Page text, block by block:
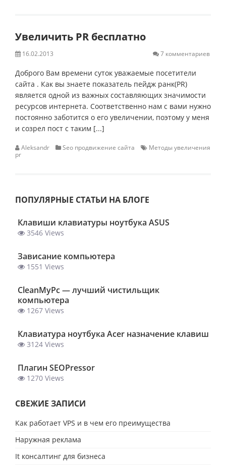
Увеличить PR бесплатно
16.02.2013 7 комментариев
Доброго Вам времени суток уважаемые посетители
сайта . Как вы знаете показатель пейдж ранк(PR)
является одной из важных составляющих значимости
ресурсов интернета. Соответственно нам с вами нужно
постоянно заботится о его увеличении, поэтому у меня
и созрел пост с таким [...]
Aleksandr Seo продвижение сайта
Методы увеличения
pr
ПОПУЛЯРНЫЕ СТАТЬИ НА БЛОГЕ
Клавиши клавиатуры ноутбука ASUS
3546 Views
Зависание компьютера
1551 Views
ClеanMyPc — лучший чистильщик
компьютера
1267 Views
Клавиатура ноутбука Acer назначение клавиш
3124 Views
Плагин SEOPressor
1270 Views
СВЕЖИЕ ЗАПИСИ
Как работает VPS и в чем его преимущества
Наружная реклама
It консалтинг для бизнеса